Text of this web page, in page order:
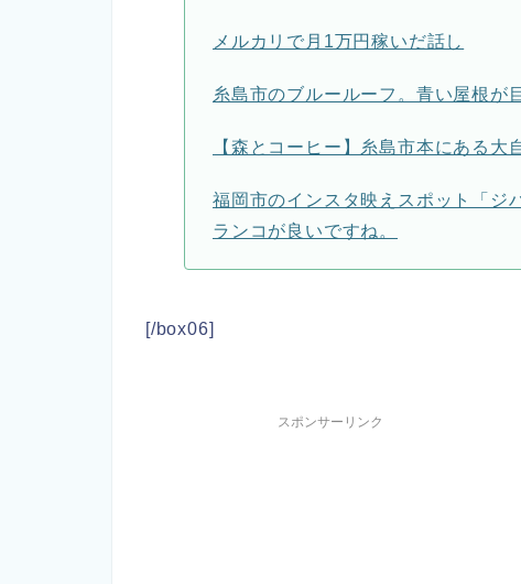
メルカリで月1万円稼いだ話し
糸島市のブルールーフ。青い屋根が
【森とコーヒー】糸島市本にある大
福岡市のインスタ映えスポット「ジ
ランコが良いですね。
[/box06]
スポンサーリンク